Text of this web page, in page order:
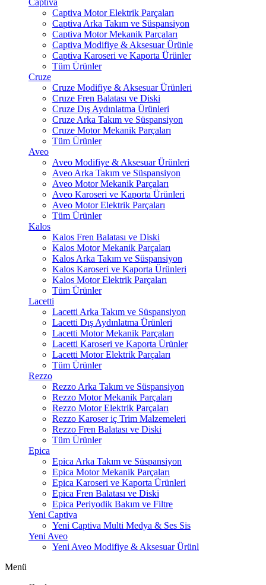
Captiva
Captiva Motor Elektrik Parçaları
Captiva Arka Takım ve Süspansiyon
Captiva Motor Mekanik Parçaları
Captiva Modifiye & Aksesuar Ürünle
Captiva Karoseri ve Kaporta Ürünler
Tüm Ürünler
Cruze
Cruze Modifiye & Aksesuar Ürünleri
Cruze Fren Balatası ve Diski
Cruze Dış Aydınlatma Ürünleri
Cruze Arka Takım ve Süspansiyon
Cruze Motor Mekanik Parçaları
Tüm Ürünler
Aveo
Aveo Modifiye & Aksesuar Ürünleri
Aveo Arka Takım ve Süspansiyon
Aveo Motor Mekanik Parçaları
Aveo Karoseri ve Kaporta Ürünleri
Aveo Motor Elektrik Parçaları
Tüm Ürünler
Kalos
Kalos Fren Balatası ve Diski
Kalos Motor Mekanik Parçaları
Kalos Arka Takım ve Süspansiyon
Kalos Karoseri ve Kaporta Ürünleri
Kalos Motor Elektrik Parçaları
Tüm Ürünler
Lacetti
Lacetti Arka Takım ve Süspansiyon
Lacetti Dış Aydınlatma Ürünleri
Lacetti Motor Mekanik Parçaları
Lacetti Karoseri ve Kaporta Ürünler
Lacetti Motor Elektrik Parçaları
Tüm Ürünler
Rezzo
Rezzo Arka Takım ve Süspansiyon
Rezzo Motor Mekanik Parçaları
Rezzo Motor Elektrik Parçaları
Rezzo Karoser iç Trim Malzemeleri
Rezzo Fren Balatası ve Diski
Tüm Ürünler
Epica
Epica Arka Takım ve Süspansiyon
Epica Motor Mekanik Parçaları
Epica Karoseri ve Kaporta Ürünleri
Epica Fren Balatası ve Diski
Epica Periyodik Bakım ve Filtre
Yeni Captiva
Yeni Captiva Multi Medya & Ses Sis
Yeni Aveo
Yeni Aveo Modifiye & Aksesuar Ürünl
Menü